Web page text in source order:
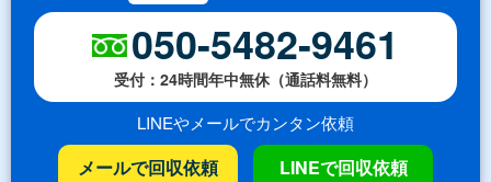
050-5482-9461
受付：24時間年中無休（通話料無料）
LINEやメールでカンタン依頼
メールで回収依頼 LINEで回収依頼